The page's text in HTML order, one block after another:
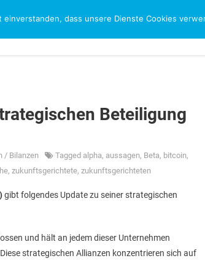
Beteiligung
/ Bilanzen Tagged alpha, aussagen, Beta, bitcoin,
, zukunftsgerichtete, zukunftsgerichteten
gibt folgendes Update zu seiner strategischen
und hält an jedem dieser Unternehmen
strategischen Allianzen konzentrieren sich auf
dass unsere Dienste Cookies